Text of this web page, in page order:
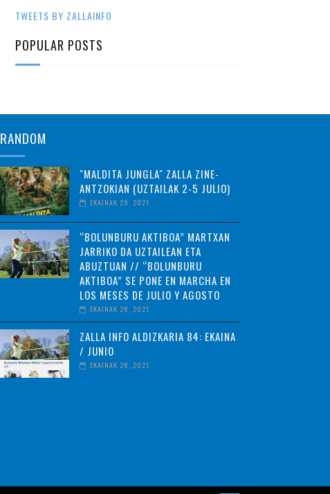
TWEETS BY ZALLAINFO
POPULAR POSTS
RANDOM
"MALDITA JUNGLA" ZALLA ZINE-
ANTZOKIAN (UZTAILAK 2-5 JULIO)
EKAINAK 29, 2021
“BOLUNBURU AKTIBOA” MARTXAN
JARRIKO DA UZTAILEAN ETA
ABUZTUAN // “BOLUNBURU
AKTIBOA” SE PONE EN MARCHA EN
LOS MESES DE JULIO Y AGOSTO
EKAINAK 28, 2021
ZALLA INFO ALDIZKARIA 84: EKAINA
/ JUNIO
EKAINAK 28, 2021